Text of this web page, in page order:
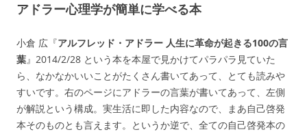
アドラー心理学が簡単に学べる本
小倉 広『アルフレッド・アドラー 人生に革命が起きる100の言
葉』2014/2/28 という本を本屋で見かけてパラパラ見ていた
ら、なかなかいいことがたくさん書いてあって、とても読みや
すいです。右のページにアドラーの言葉が書いてあって、左側
が解説という構成。実生活に即した内容なので、まあ自己啓発
本そのものとも言えます。というか逆で、全ての自己啓発本の